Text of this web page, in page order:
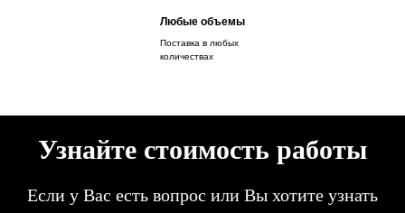
Любые объемы
Поставка в любых
количествах
Узнайте стоимость работы
Если у Вас есть вопрос или Вы хотите узнать